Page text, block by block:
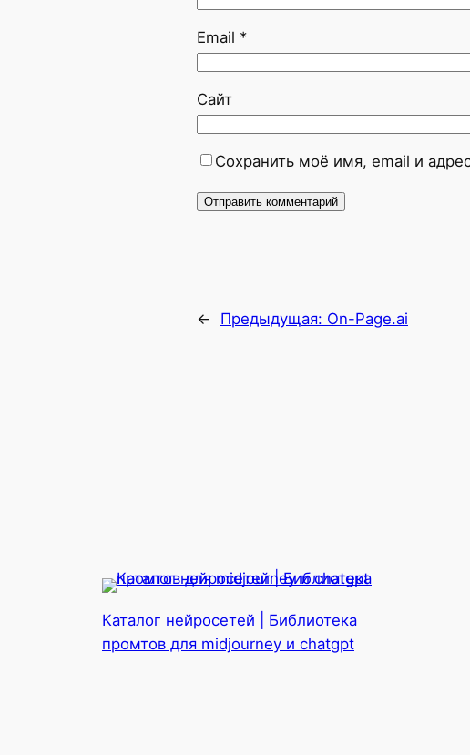
Email *
Сайт
Сохранить моё имя, email и
← Предыдущая: On-Page.ai
Каталог нейросетей | Библиотека
промтов для midjourney и chatgpt